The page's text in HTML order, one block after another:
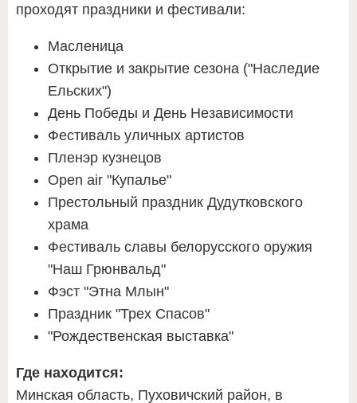
проходят праздники и фестивали:
Масленица
Открытие и закрытие сезона ("Наследие
Ельских")
День Победы и День Независимости
Фестиваль уличных артистов
Пленэр кузнецов
Open air "Купалье"
Престольный праздник Дудутковского
храма
Фестиваль славы белорусского оружия
"Наш Грюнвальд"
Фэст "Этна Млын"
Праздник "Трех Спасов"
"Рождественская выставка"
Где находится:
Минская область, Пуховичский район, в